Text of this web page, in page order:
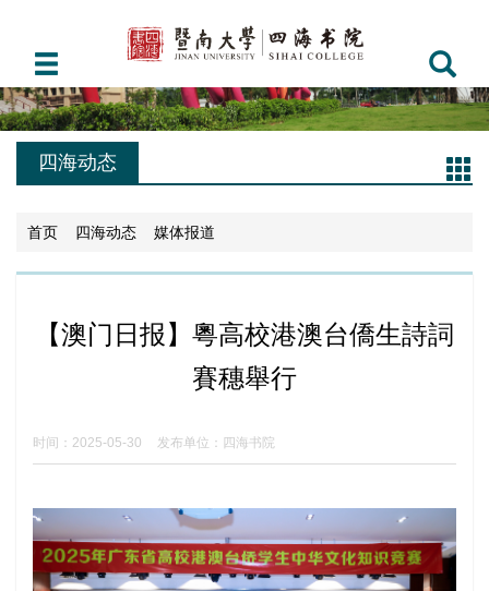
四海动态
首页 四海动态 媒体报道
【澳门日报】粵高校港澳台僑生詩詞
賽穗舉行
时间：2025-05-30 发布单位：四海书院